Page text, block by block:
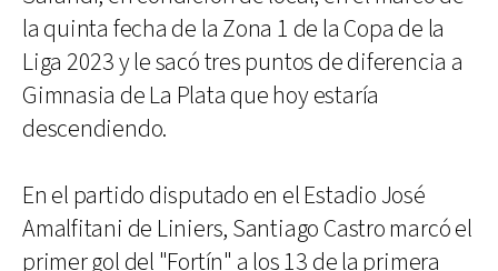
la quinta fecha de la Zona 1 de la Copa de la
Liga 2023 y le sacó tres puntos de diferencia a
Gimnasia de La Plata que hoy estaría
descendiendo.
En el partido disputado en el Estadio José
Amalfitani de Liniers, Santiago Castro marcó el
primer gol del "Fortín" a los 13 de la primera